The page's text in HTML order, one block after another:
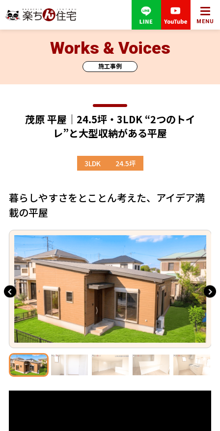
MENU
施工事例
Works & Voices
茂原 平屋｜24.5坪・3LDK “2つのトイ
レ”と大型収納がある平屋
3LDK 24.5坪
暮らしやすさをとことん考えた、アイデア満
載の平屋